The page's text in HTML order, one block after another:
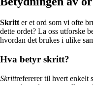
Skritt er et ord som vi ofte
dette ordet? La oss utforske
hvordan det brukes i ulike
Hva betyr skritt?
Skrittrefererer til hvert enkelt